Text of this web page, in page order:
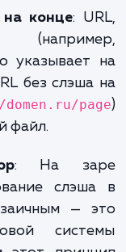
Locator) —
можно
Но
когда его
аспект
на конце: